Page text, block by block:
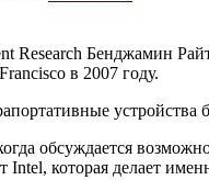
Research Бенджамин
в 2007 году.
устройства
обсуждается
Intel, которая делает